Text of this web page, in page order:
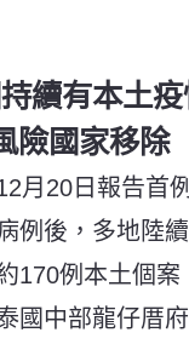
續有本土
險國家移除
月20日報告首
例後，多地陸
170例本土個案
國中部龍仔厝